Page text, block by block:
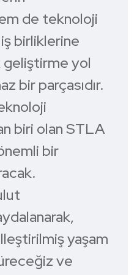
de teknoloji
birliklerine
geliştirme yol
bir parçasıdır.
biri olan STLA
bir
yaşam
ve